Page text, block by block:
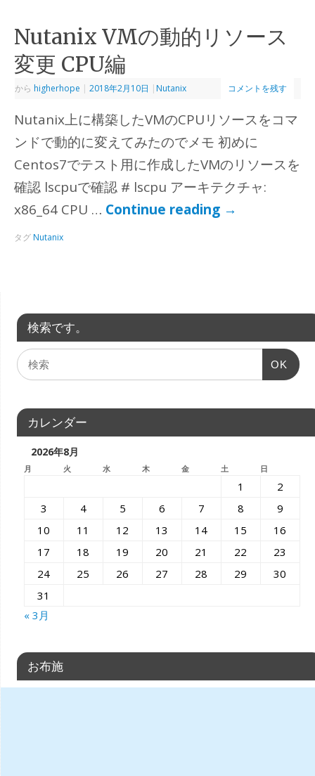
Nutanix VMの動的リソース
変更 CPU編
から higherhope | 2018年2月10日 | Nutanix コメントを残す
Nutanix上に構築したVMのCPUリソースをコマ
ンドで動的に変えてみたのでメモ 初めに
Centos7でテスト用に作成したVMのリソースを
確認 lscpuで確認 # lscpu アーキテクチャ:
x86_64 CPU … Continue reading →
タグ Nutanix
検索です。
OK
カレンダー
2026年8月
月 火 水 木 金 土 日
1
2
3
4 5 6 7 8
9
10
11 12 13 14 15
16
17
18 19 20 21 22
23
24
25 26 27 28 29
30
31
« 3月
お布施